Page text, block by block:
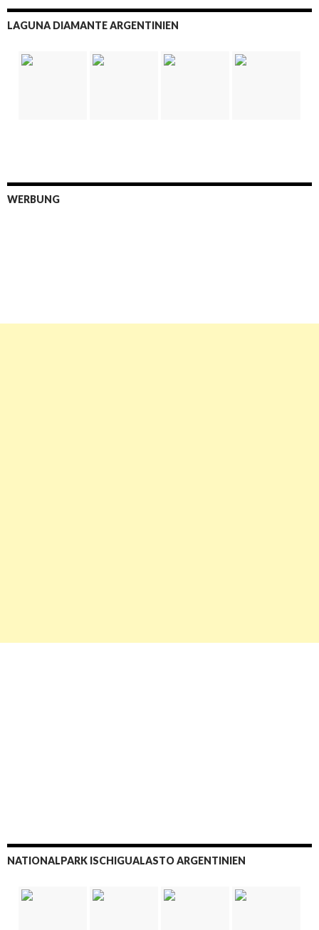
LAGUNA DIAMANTE ARGENTINIEN
WERBUNG
NATIONALPARK ISCHIGUALASTO ARGENTINIEN